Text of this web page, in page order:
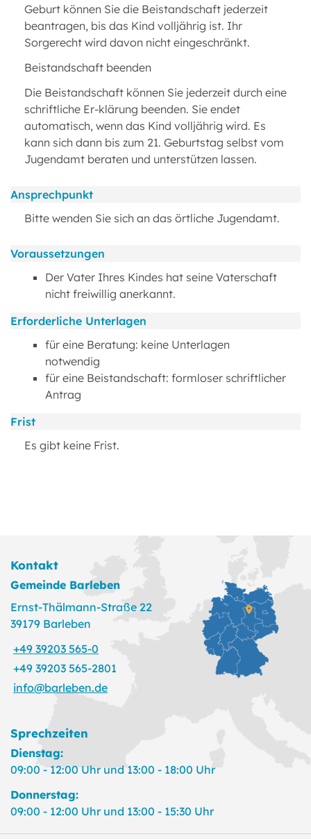
Geburt können Sie die Beistandschaft jederzeit
beantragen, bis das Kind volljährig ist. Ihr
Sorgerecht wird davon nicht eingeschränkt.
Beistandschaft beenden
Die Beistandschaft können Sie jederzeit durch eine
schriftliche Er-klärung beenden. Sie endet
automatisch, wenn das Kind volljährig wird. Es
kann sich dann bis zum 21. Geburtstag selbst vom
Jugendamt beraten und unterstützen lassen.
Ansprechpunkt
Bitte wenden Sie sich an das örtliche Jugendamt.
Voraussetzungen
Der Vater Ihres Kindes hat seine Vaterschaft
nicht freiwillig anerkannt.
Erforderliche Unterlagen
für eine Beratung: keine Unterlagen
notwendig
für eine Beistandschaft: formloser schriftlicher
Antrag
Frist
Es gibt keine Frist.
Kontakt
Gemeinde Barleben
Ernst-Thälmann-Straße 22
39179 Barleben
+49 39203 565-0
+49 39203 565-2801
info@barleben.de
Sprechzeiten
Dienstag:
09:00 - 12:00 Uhr und 13:00 - 18:00 Uhr
Donnerstag:
09:00 - 12:00 Uhr und 13:00 - 15:30 Uhr